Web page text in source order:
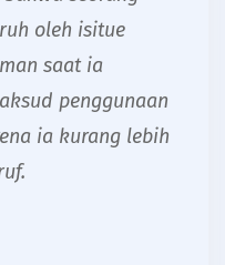
oleh isitue
saat ia
penggunaan
ia kurang lebih